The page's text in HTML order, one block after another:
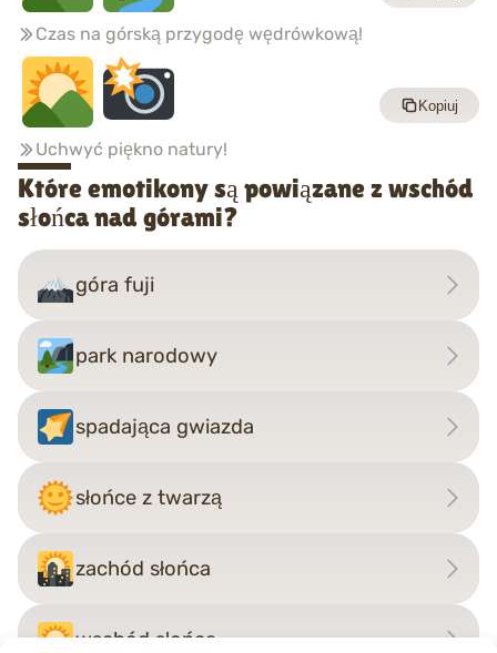
Czas na górską przygodę wędrówkową!
Uchwyć piękno natury!
Kopiuj
Które emotikony są powiązane z wschód
słońca nad górami?
góra fuji
park narodowy
spadająca gwiazda
słońce z twarzą
zachód słońca
wschód słońca